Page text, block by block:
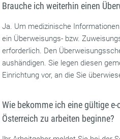
Brauche ich weiterhin einen
Ja. Um medizinische
ein Überweisungs- bzw.
erforderlich. Den
aushändigen. Sie legen diesen
Einrichtung vor, an die Sie
Wie bekomme ich eine gültige
Österreich zu arbeiten beginne?